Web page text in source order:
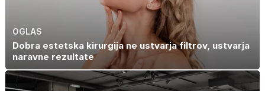
OGLAS
Dobra estetska kirurgija ne ustvarja filtrov, ustvarja
naravne rezultate